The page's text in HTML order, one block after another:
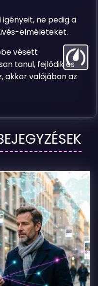
igényeit, ne pedig a
elméleteket.
vésett
tanul, fejlődik és
akkor valójában az